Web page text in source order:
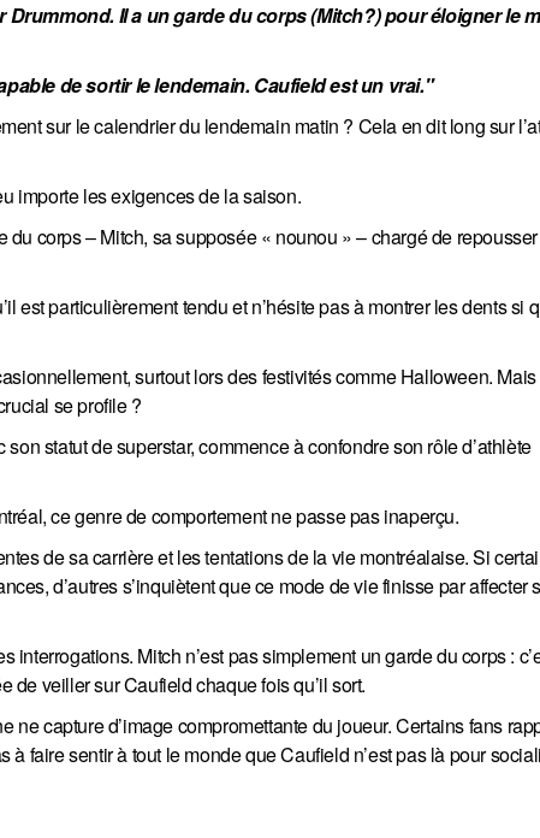
Il a un garde du corps (Mitch?) pour éloigner le
de sortir le lendemain. Caufield est un vrai."
sur le calendrier du lendemain matin ? Cela en dit long sur
importe les exigences de la saison.
corps – Mitch, sa supposée « nounou » – chargé de
est particulièrement tendu et n’hésite pas à montrer les dents si
surtout lors des festivités comme Halloween.
se profile ?
statut de superstar, commence à confondre son rôle d’athlète
ce genre de comportement ne passe pas inaperçu.
de sa carrière et les tentations de la vie montréalaise. Si
d’autres s’inquiètent que ce mode de vie finisse par affecter
Mitch n’est pas simplement un garde du corps :
veiller sur Caufield chaque fois qu’il sort.
capture d’image compromettante du joueur. Certains fans
à faire sentir à tout le monde que Caufield n’est pas là pour